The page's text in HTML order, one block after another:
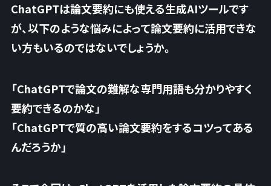
ChatGPTは論文要約にも使える生成AIツールです
が、以下のような悩みによって論文要約に活用できな
い方もいるのではないでしょうか。
「ChatGPTで論文の難解な専門用語も分かりやすく
要約できるのかな」
「ChatGPTで質の高い論文要約をするコツってある
んだろうか」